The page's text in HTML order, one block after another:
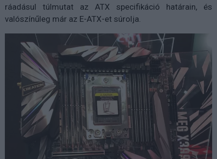
ráadásul túlmutat az ATX specifikáció határain, és
valószínűleg már az E-ATX-et súrolja.